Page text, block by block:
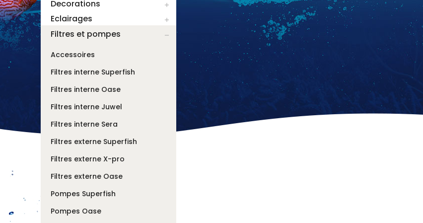
Decorations 
Eclairages 
Filtres et pompes 
Accessoires
Filtres interne Superfish
Filtres interne Oase
Filtres interne Juwel
Filtres interne Sera
Filtres externe Superfish
Filtres externe X-pro
Filtres externe Oase
Pompes Superfish
Pompes Oase